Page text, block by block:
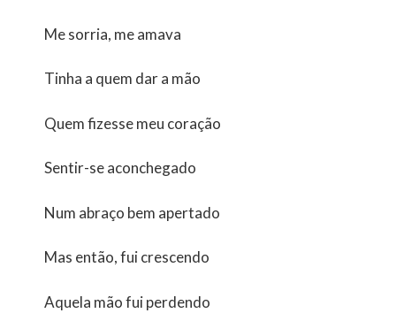
Me sorria, me amava
Tinha a quem dar a mão
Quem fizesse meu coração
Sentir-se aconchegado
Num abraço bem apertado
Mas então, fui crescendo
Aquela mão fui perdendo